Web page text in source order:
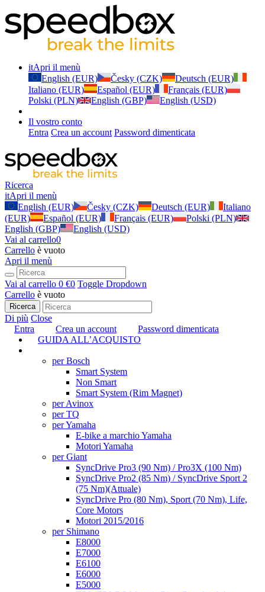
itApri il menù
English (EUR)
Česky (CZK)
Deutsch (EUR)
Italiano (EUR)
Español (EUR)
Français (EUR)
Polski (PLN)
English (GBP) English (USD)
Il vostro conto
Entra Crea un account Password dimenticata
Ricerca
itApri il menù
English (EUR)
Česky (CZK) Deutsch (EUR)
Italiano
(EUR)
Español (EUR) Français (EUR)
Polski (PLN)
English (GBP)
English (USD)
Vai al carrello0
Carrello è vuoto
Apri il menù
Vai al carrello 0 €0 Toggle Dropdown
Carrello è vuoto
Ricerca
Di più Close
Entra
Crea un account
Password dimenticata
GUIDA ALL’ACQUISTO
per Bosch
Smart System
Non Smart
Smart System (Rim Magnet)
per Avinox
per TQ
per Yamaha
E-bike a marchio Yamaha
Motori Yamaha
per Giant
SyncDrive Pro3 (90 Nm) / Pro3X (100 Nm)
SyncDrive Pro2 (85 Nm) / SyncDrive Sport 2
(75 Nm)(Attuale)
SyncDrive Pro (80 Nm), Sport (70 Nm), Life,
Core Motors
Motori 2015/2016
per Shimano
E8000
E7000
E6100
E6000
E5000